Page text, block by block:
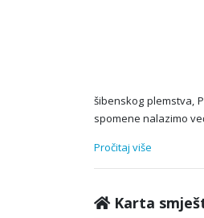
šibenskog plemstva,
spomene nalazimo
Pročitaj više
Karta